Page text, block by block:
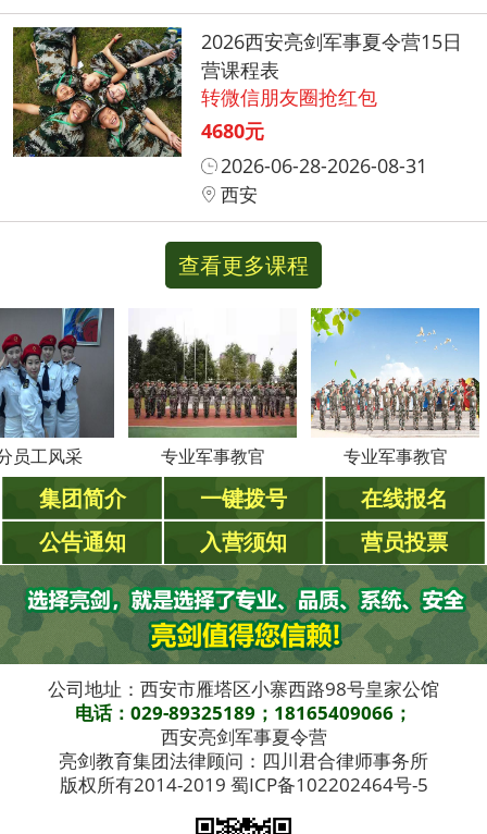
2026西安亮剑军事夏令营15日
营课程表
转微信朋友圈抢红包
4680元
2026-06-28-2026-08-31
西安
查看更多课程
采 专业军事教官 专业军事教官
集团简介 一键拨号
在线报名
公告通知
入营须知 营员投票
公司地址：西安市雁塔区小寨西路98号皇家公馆
电话：029-89325189；18165409066；
西安亮剑军事夏令营
亮剑教育集团法律顾问：四川君合律师事务所
版权所有2014-2019 蜀ICP备102202464号-5